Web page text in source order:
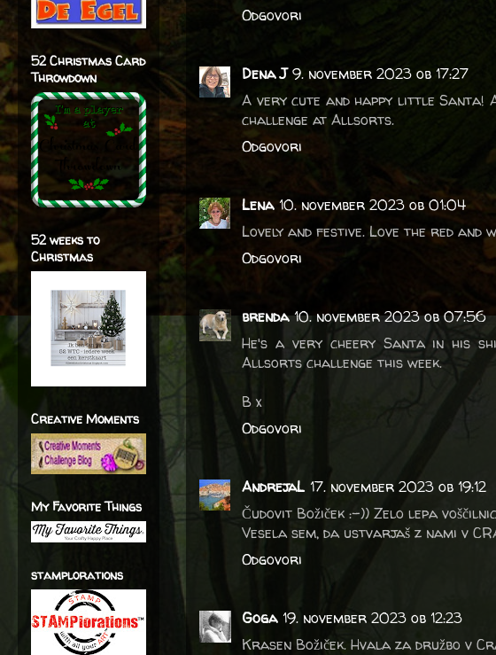
Odgovori
Dena J 9. november 2023 ob 17:27
A very cute and happy little Santa!
challenge at Allsorts.
Odgovori
Lena 10. november 2023 ob 01:04
Lovely and festive. Love the red and
Odgovori
brenda 10. november 2023 ob 07:56
He's a very cheery Santa in his
Allsorts challenge this week.
B x
Odgovori
AndrejaL 17. november 2023 ob 19:12
Čudovit Božiček :-)) Zelo lepa
Vesela sem, da ustvarjaš z nami v
Odgovori
Goga 19. november 2023 ob 12:23
Krasen Božiček. Hvala za družbo v
52 Christmas Card
Throwdown
52 weeks to
Christmas
Creative Moments
My Favorite Things
stamplorations